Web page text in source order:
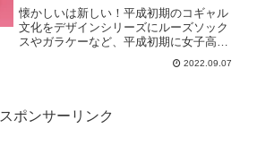
成コギャルデザインシリーズ』9
月14日より発売！
懐かしいは新しい！平成初期のコギャル
文化をデザインシリーズにルーズソック
スやガラケーなど、平成初期に女子高生
の間で大ブームとなった“コギャルアイテ
ム”が、令和の今、再び注目を集めていま
2022.09.07
スポンサーリンク